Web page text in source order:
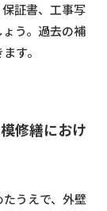
証書、工事写
う。過去の補
す。
修繕におけ
うえで、外壁